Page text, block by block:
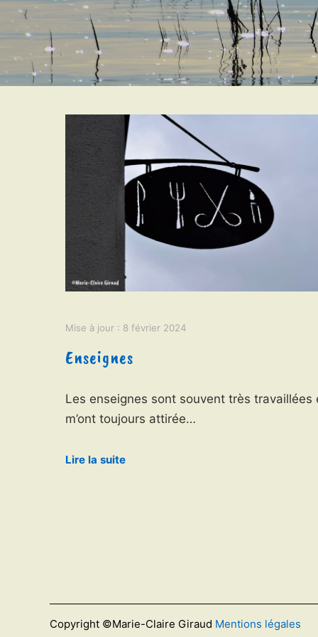
Mise à jour : 8 février 2024
Enseignes
Les enseignes sont souvent très travaillées
m’ont toujours attirée…
Lire la suite
Copyright ©Marie-Claire Giraud Mentions légales